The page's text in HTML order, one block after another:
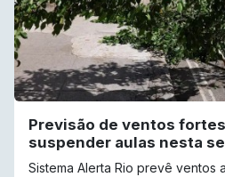
Previsão de ventos
suspender aulas nesta
Sistema Alerta Rio prevê ventos